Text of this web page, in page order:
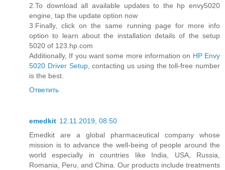
2.To download all available updates to the hp envy5020
engine, tap the update option now
3.Finally, click on the same running page for more info
option to learn about the installation details of the setup
5020 of 123.hp.com
Additionally, If you want some more information on HP Envy
5020 Driver Setup, contacting us using the toll-free number
is the best.
Ответить
emedkit 12.11.2019, 08:50
Emedkit are a global pharmaceutical company whose
mission is to advance the well-being of people around the
world especially in countries like India, USA, Russia,
Romania, Peru, and China. Our products include treatments